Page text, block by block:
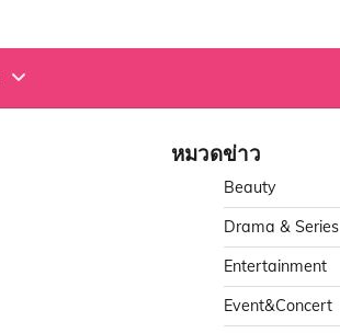
หมวดข่าว
Beauty
Drama & Series
Entertainment
Event&Concert